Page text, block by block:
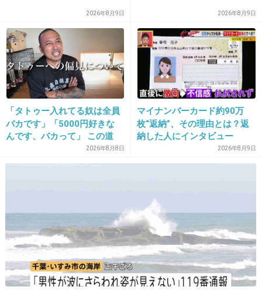
32. 匿名2013/04/05(金) 00:40:05
普通に動物世話してるだけなのにテレビになると、色んな
+5 -0
これからも長生きしてください♪
+2 -0
2026年8月9日 2026年8月9日
「タトゥー入れてる奴は全員
バカです」「5000円好きな
んです、バカって」 この道
23年の彫り師YouTuberの動
画が話題
2026年8月8日
マイナンバーカード約90万
枚“返納”、その理由とは？返
納した人にインタビュー
2026年8月9日